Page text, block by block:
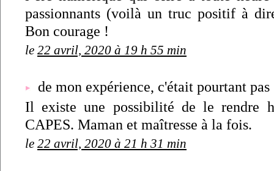
passionnants (voilà un truc positif à
Bon courage !
le 22 avril, 2020 à 19 h 55 min
de mon expérience, c'était pourtant
Il existe une possibilité de le rendre
CAPES. Maman et maîtresse à la fois.
le 22 avril, 2020 à 21 h 31 min